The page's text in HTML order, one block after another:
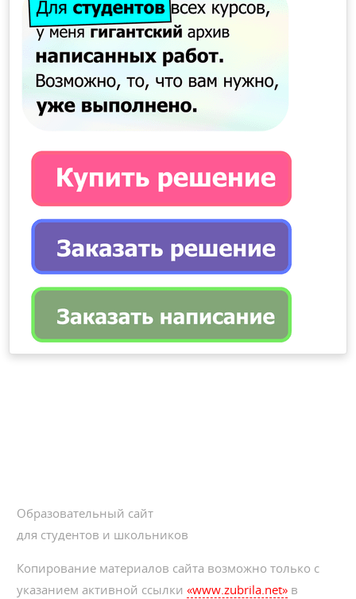
Образовательный сайт
для студентов и школьников
Копирование материалов сайта возможно только с
указанием активной ссылки«www.zubrila.net» в